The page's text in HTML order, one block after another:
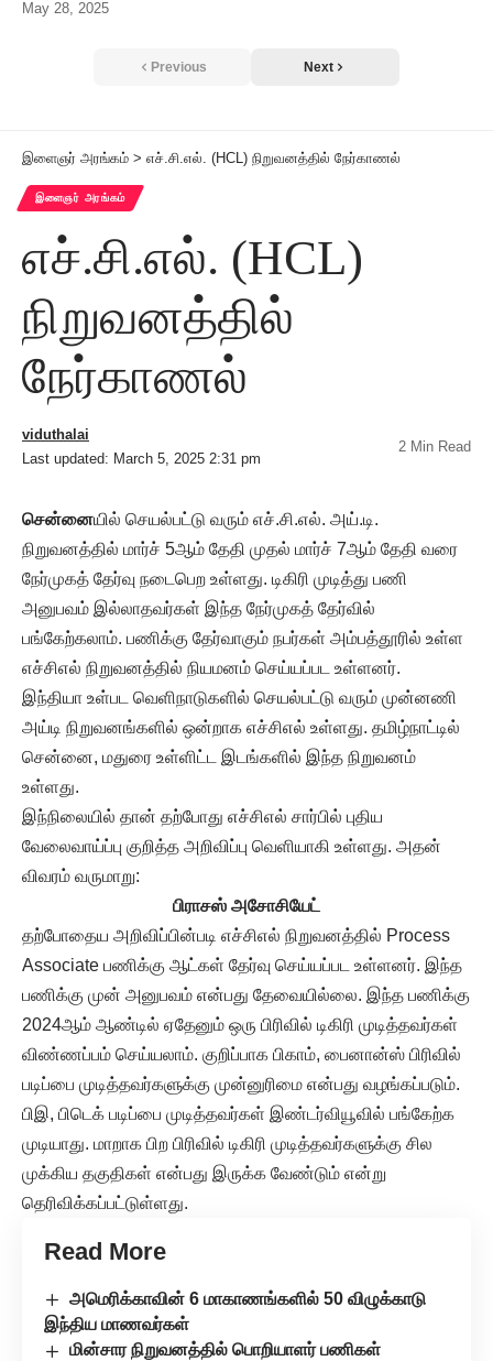
May 28, 2025
Previous Next
இளைஞர் அரங்கம் > எச்.சி.எல். (HCL) நிறுவனத்தில் நேர்காணல்
இளைஞர் அரங்கம்
எச்.சி.எல். (HCL)
நிறுவனத்தில்
நேர்காணல்
Last updated: March 5, 2025 2:31 pm
viduthalai
2 Min Read
சென்னையில் செயல்பட்டு வரும் எச்.சி.எல். அய்.டி.
நிறுவனத்தில் மார்ச் 5ஆம் தேதி முதல் மார்ச் 7ஆம் தேதி வரை
நேர்முகத் தேர்வு நடைபெற உள்ளது. டிகிரி முடித்து பணி
அனுபவம் இல்லாதவர்கள் இந்த நேர்முகத் தேர்வில்
பங்கேற்கலாம். பணிக்கு தேர்வாகும் நபர்கள் அம்பத்தூரில் உள்ள
எச்சிஎல் நிறுவனத்தில் நியமனம் செய்யப்பட உள்ளனர்.
இந்தியா உள்பட வெளிநாடுகளில் செயல்பட்டு வரும் முன்னணி
அய்டி நிறுவனங்களில் ஒன்றாக எச்சிஎல் உள்ளது. தமிழ்நாட்டில்
சென்னை, மதுரை உள்ளிட்ட இடங்களில் இந்த நிறுவனம்
உள்ளது.
இந்நிலையில் தான் தற்போது எச்சிஎல் சார்பில் புதிய
வேலைவாய்ப்பு குறித்த அறிவிப்பு வெளியாகி உள்ளது. அதன்
விவரம் வருமாறு:
பிராசஸ் அசோசியேட்
தற்போதைய அறிவிப்பின்படி எச்சிஎல் நிறுவனத்தில் Process
Associate பணிக்கு ஆட்கள் தேர்வு செய்யப்பட உள்ளனர். இந்த
பணிக்கு முன் அனுபவம் என்பது தேவையில்லை. இந்த பணிக்கு
2024ஆம் ஆண்டில் ஏதேனும் ஒரு பிரிவில் டிகிரி முடித்தவர்கள்
விண்ணப்பம் செய்யலாம். குறிப்பாக பிகாம், பைனான்ஸ் பிரிவில்
படிப்பை முடித்தவர்களுக்கு முன்னுரிமை என்பது வழங்கப்படும்.
பிஇ, பிடெக் படிப்பை முடித்தவர்கள் இண்டர்வியூவில் பங்கேற்க
முடியாது. மாறாக பிற பிரிவில் டிகிரி முடித்தவர்களுக்கு சில
முக்கிய தகுதிகள் என்பது இருக்க வேண்டும் என்று
தெரிவிக்கப்பட்டுள்ளது.
Read More
அமெரிக்காவின் 6 மாகாணங்களில் 50 விழுக்காடு
இந்திய மாணவர்கள்
மின்சார நிறுவனத்தில் பொறியாளர் பணிகள்